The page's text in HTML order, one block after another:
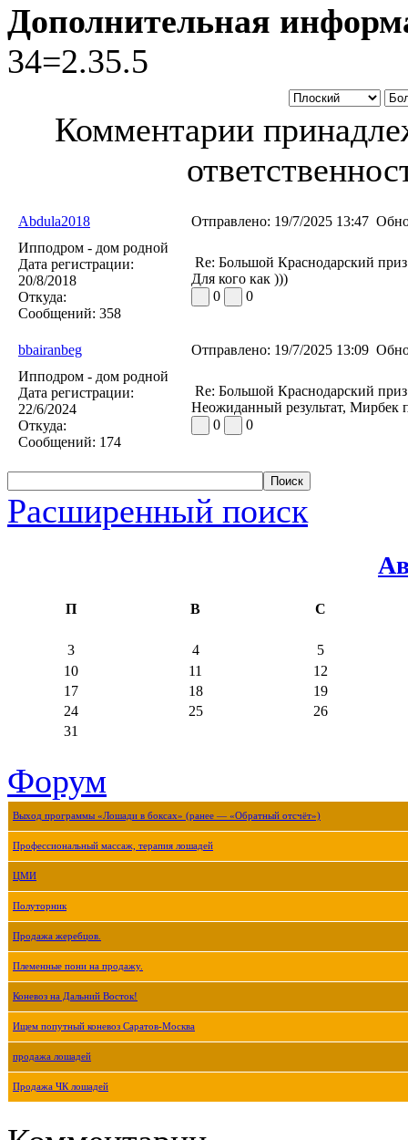
Дополнительная
34=2.35.5
Комментарии
Abdula2018 Отправлено: 19/7/2025 13:47
Ипподром - дом родной
Дата регистрации:
20/8/2018
Откуда:
Сообщений: 358
Re: Большой Краснодарский
Для кого как )))
0
0
bbairanbeg Отправлено: 19/7/2025 13:09
Ипподром - дом родной
Дата регистрации:
22/6/2024
Откуда:
Сообщений: 174
Re: Большой Краснодарский
Неожиданный результат, Мирбек
0
0
Расширенный поиск
П В С
3 4
5
10
11
12
17
18
19
24
25
26
31
Форум
Выход программы «Лошади в боксах» (ранее — «Обратный отсчёт»)
Профессиональный массаж, терапия лошадей
ЦМИ
Полуторник
Продажа жеребцов.
Племенные пони на продажу.
Коневоз на Дальний Восток!
Ищем попутный коневоз Саратов-Москва
продажа лошадей
Продажа ЧК лошадей